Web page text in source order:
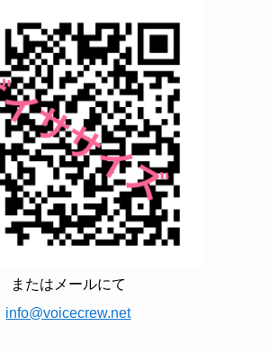
またはメールにて
info@voicecrew.net